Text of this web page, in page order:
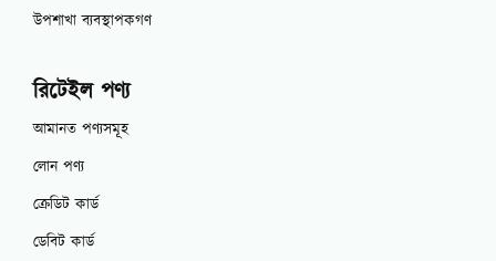
উপশাখা ব্যবস্থাপকগণ
রিটেইল পণ্য
আমানত পণ্যসমূহ
লোন পণ্য
ক্রেডিট কার্ড
ডেবিট কার্ড